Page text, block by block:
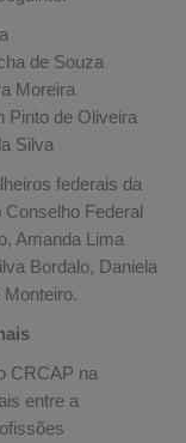
de Souza
Moreira
Pinto de Oliveira
Silva
federais da
Federal
Amanda Lima
Bordalo, Daniela
CRCAP na
entre a